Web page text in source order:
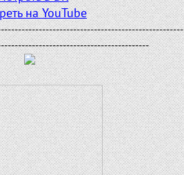
на YouTube
.